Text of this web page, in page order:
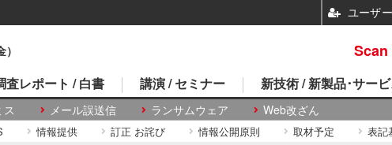
ス メール誤送信 ランサムウェア Web改ざん
査レポート / 白書 講演 / セミナー 新技術 / 新製品･サー
情報提供 訂正 お詫び 情報公開原則 取材予定 表記
Scan
ユーザ